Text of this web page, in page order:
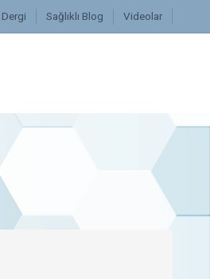
Dergi Sağlıklı Blog Videolar